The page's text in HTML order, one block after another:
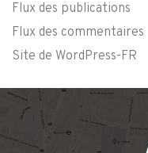
Flux des publications
Flux des commentaires
Site de WordPress-FR